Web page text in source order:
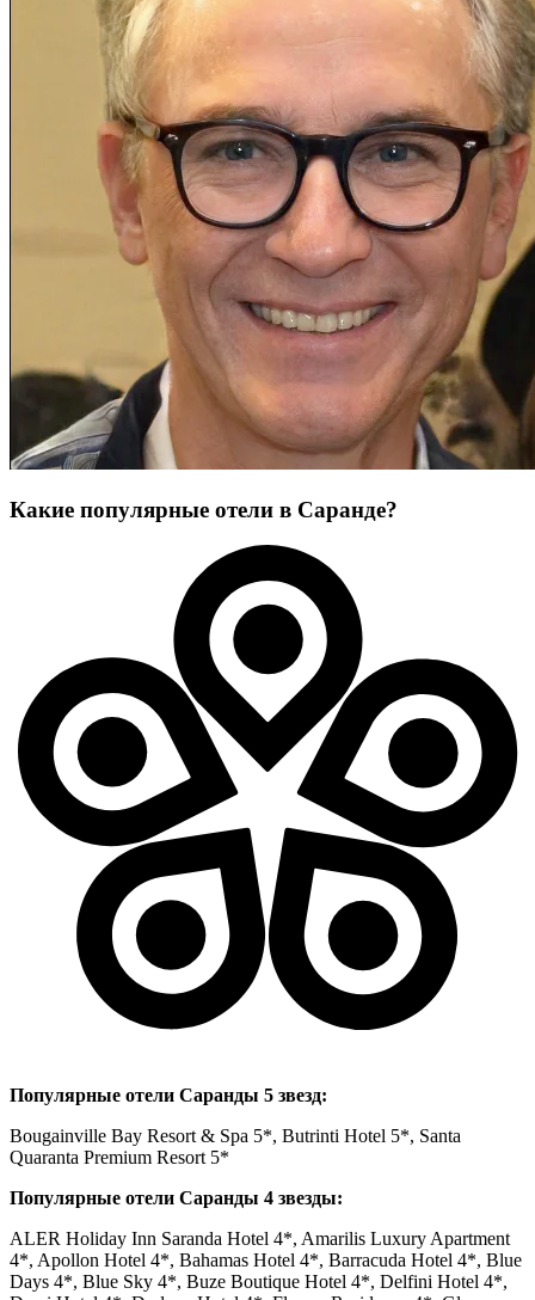
Какие популярные отели в Саранде?
Популярные отели Саранды 5 звезд:
Bougainville Bay Resort & Spa 5*, Butrinti Hotel 5*, Santa
Quaranta Premium Resort 5*
Популярные отели Саранды 4 звезды:
ALER Holiday Inn Saranda Hotel 4*, Amarilis Luxury Apartment
4*, Apollon Hotel 4*, Bahamas Hotel 4*, Barracuda Hotel 4*, Blue
Days 4*, Blue Sky 4*, Buze Boutique Hotel 4*, Delfini Hotel 4*,